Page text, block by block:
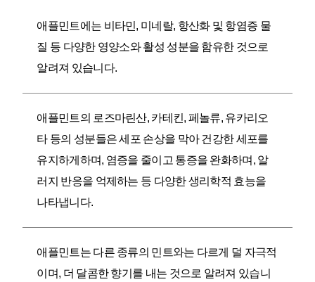
애플민트에는 비타민, 미네랄, 항산화 및 항염증 물
질 등 다양한 영양소와 활성 성분을 함유한 것으로
알려져 있습니다.
애플민트의 로즈마린산, 카테킨, 페놀류, 유카리오
타 등의 성분들은 세포 손상을 막아 건강한 세포를
유지하게하며, 염증을 줄이고 통증을 완화하며, 알
러지 반응을 억제하는 등 다양한 생리학적 효능을
나타냅니다.
애플민트는 다른 종류의 민트와는 다르게 덜 자극적
이며, 더 달콤한 향기를 내는 것으로 알려져 있습니